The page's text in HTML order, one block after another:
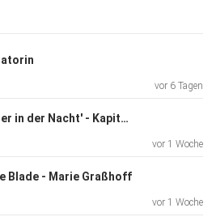
privacy for more
vor 6 Tagen
5.19 'Gezwitscher in der Nacht' - Kapitel 22 Das Rad der Zeit 5
vor 1 Woche
Blade - Marie Graßhoff
vor 1 Woche